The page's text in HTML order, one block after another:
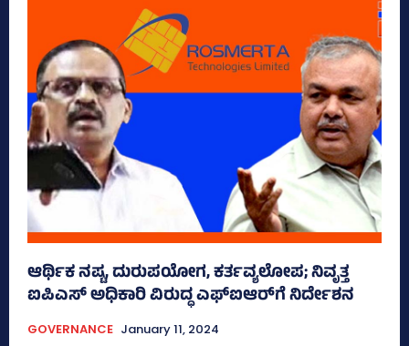
ಆರ್ಥಿಕ ನಷ್ಟ, ದುರುಪಯೋಗ, ಕರ್ತವ್ಯಲೋಪ; ನಿವೃತ್ತ
ಐಪಿಎಸ್‌ ಅಧಿಕಾರಿ ವಿರುದ್ಧ ಎಫ್‌ಐಆರ್‌ಗೆ ನಿರ್ದೇಶನ
GOVERNANCE January 11, 2024